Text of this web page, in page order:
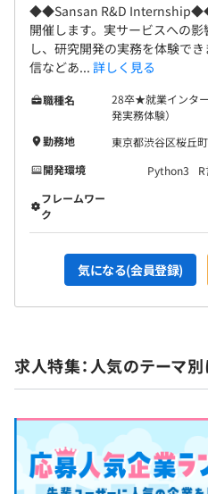
◆◆Sansan R&D Internship◆◆
開催します。実サービスへの
し、研究開発の実務を体験で
信などあ... 詳しく見る
職種名
28卒★就業インタ
発実務体験）
勤務地
東京都渋谷区桜丘
開発環境
Python3
フレームワー
ク
気になる(会員登録)
求人特集：人気のテーマ